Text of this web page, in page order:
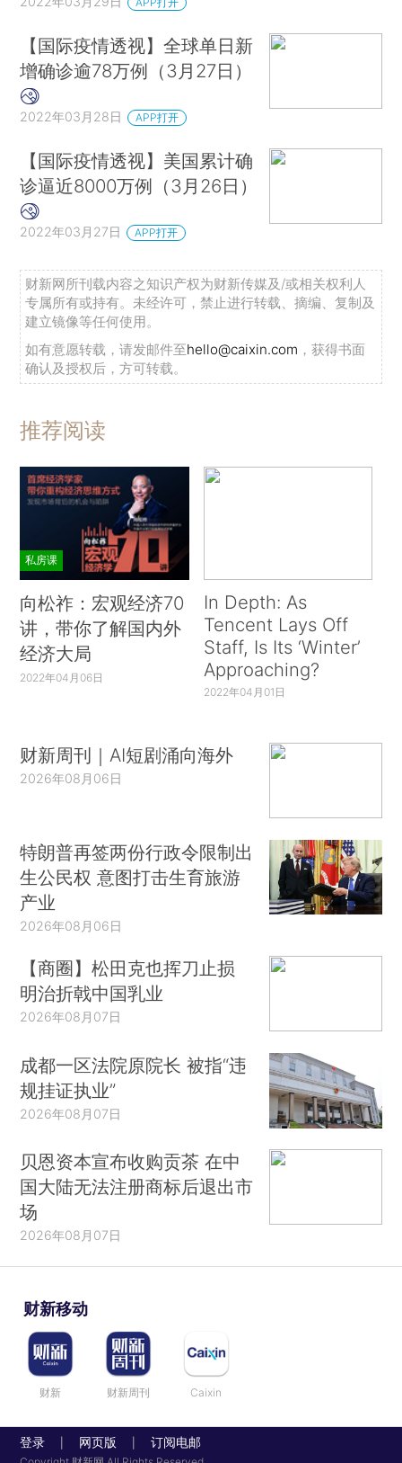
【国际疫情透视】全球单日新
增确诊逾78万例（3月27日）
2022年03月28日 APP打开
【国际疫情透视】美国累计确
诊逼近8000万例（3月26日）
2022年03月27日 APP打开
财新网所刊载内容之知识产权为财新传媒及/或相关权利人
专属所有或持有。未经许可，禁止进行转载、摘编、复制及
建立镜像等任何使用。
如有意愿转载，请发邮件至hello@caixin.com ，获得书面
确认及授权后，方可转载。
推荐阅读
私房课
向松祚：宏观经济70
讲，带你了解国内外
经济大局
2022年04月06日
In Depth: As
Tencent Lays Off
Staff, Is Its ‘Winter’
Approaching?
2022年04月01日
财新周刊｜AI短剧涌向海外
2026年08月06日
特朗普再签两份行政令限制出
生公民权 意图打击生育旅游
产业
2026年08月06日
【商圈】松田克也挥刀止损
明治折戟中国乳业
2026年08月07日
成都一区法院原院长 被指“违
规挂证执业”
2026年08月07日
贝恩资本宣布收购贡茶 在中
国大陆无法注册商标后退出市
场
2026年08月07日
财新移动
财新 财新周刊 Caixin
登录 网页版 订阅电邮